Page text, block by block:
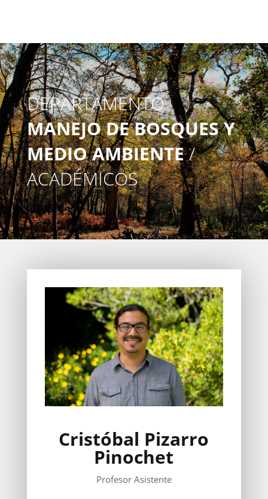
DEPARTAMENTO
MANEJO DE BOSQUES Y
MEDIO AMBIENTE/
ACADÉMICOS
Cristóbal Pizarro
Pinochet
Profesor Asistente